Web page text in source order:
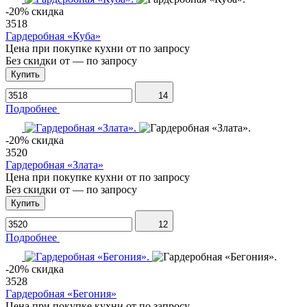
-20% скидка
3518
Гардеробная «Куба»
Цена при покупке кухни от по запросу
Без скидки от — по запросу
Купить
14
Подробнее
-20% скидка
3520
Гардеробная «Злата»
Цена при покупке кухни от по запросу
Без скидки от — по запросу
Купить
12
Подробнее
-20% скидка
3528
Гардеробная «Бегония»